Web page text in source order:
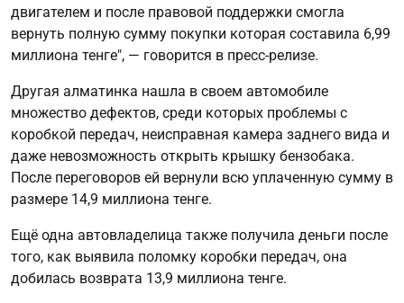
двигателем и после правовой поддержки смогла
вернуть полную сумму покупки которая составила 6,99
миллиона тенге", — говорится в пресс-релизе.
Другая алматинка нашла в своем автомобиле
множество дефектов, среди которых проблемы с
коробкой передач, неисправная камера заднего вида и
даже невозможность открыть крышку бензобака.
После переговоров ей вернули всю уплаченную сумму в
размере 14,9 миллиона тенге.
Ещё одна автовладелица также получила деньги после
того, как выявила поломку коробки передач, она
добилась возврата 13,9 миллиона тенге.